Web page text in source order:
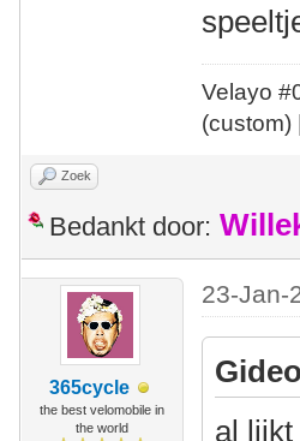
Velayo #
(custom)
Zoek
Bedankt door:
365cycle
the best velomobile in
the world
23-Jan-
al